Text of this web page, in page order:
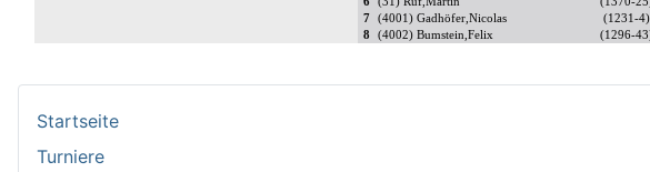
Startseite
Turniere